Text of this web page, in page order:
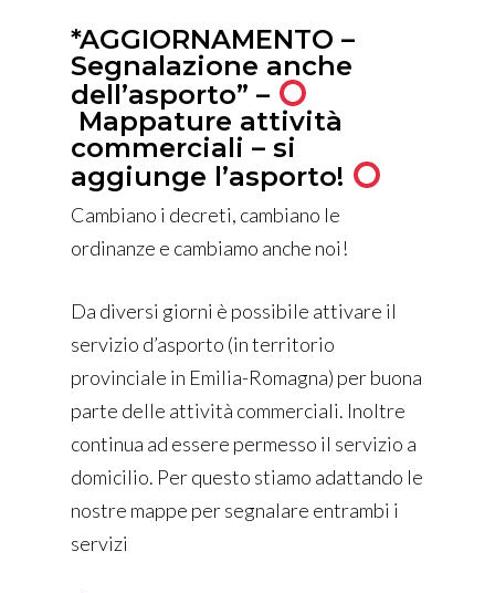
*AGGIORNAMENTO –
Segnalazione anche
dell’asporto” –
Mappature attività
commerciali – si
aggiunge l’asporto!
Cambiano i decreti, cambiano le
ordinanze e cambiamo anche noi!
Da diversi giorni è possibile attivare il
servizio d’asporto (in territorio
provinciale in Emilia-Romagna) per buona
parte delle attività commerciali. Inoltre
continua ad essere permesso il servizio a
domicilio. Per questo stiamo adattando le
nostre mappe per segnalare entrambi i
servizi